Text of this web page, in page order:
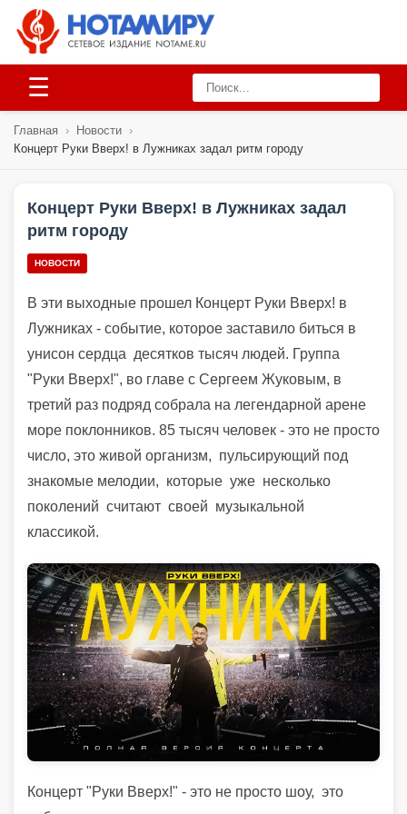
☰
Главная › Новости ›
Концерт Руки Вверх! в Лужниках задал ритм городу
Концерт Руки Вверх! в Лужниках задал
ритм городу
НОВОСТИ
В эти выходные прошел Концерт Руки Вверх! в
Лужниках - событие, которое заставило биться в
унисон сердца десятков тысяч людей. Группа
"Руки Вверх!", во главе с Сергеем Жуковым, в
третий раз подряд собрала на легендарной арене
море поклонников. 85 тысяч человек - это не просто
число, это живой организм, пульсирующий под
знакомые мелодии, которые уже несколько
поколений считают своей музыкальной
классикой.
Концерт "Руки Вверх!" - это не просто шоу, это